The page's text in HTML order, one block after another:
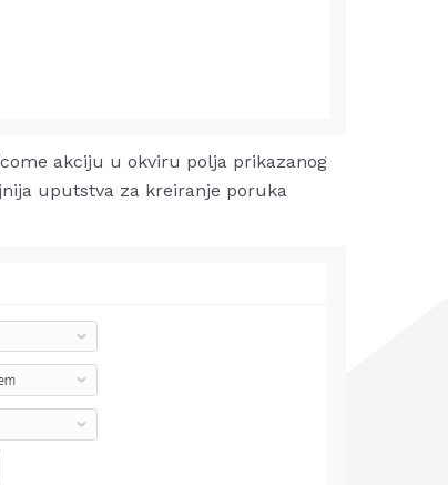
akciju u okviru polja prikazanog
uputstva za kreiranje poruka